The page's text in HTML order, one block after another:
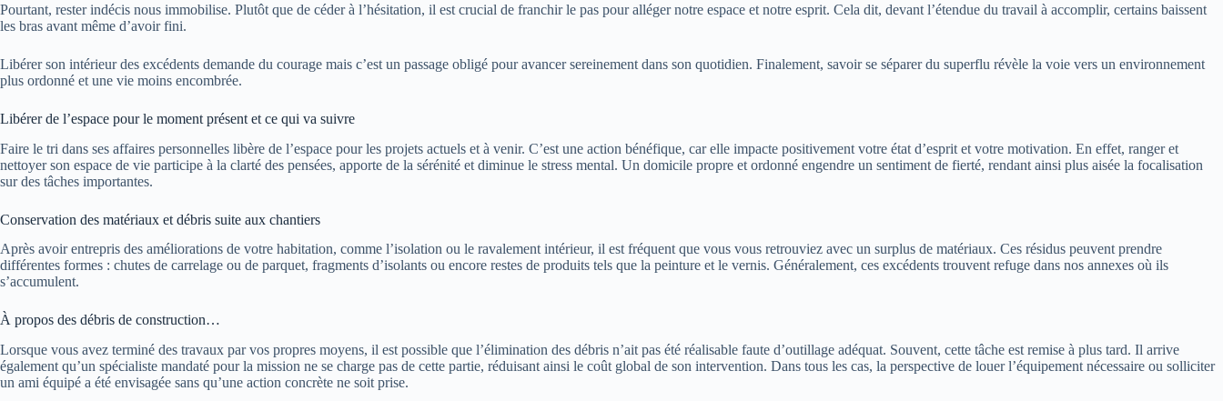
Pourtant, rester indécis nous immobilise. Plutôt que de céder à l’hésitation, il est crucial de franchir le pas pour alléger notre espace et notre esprit. Cela dit, devant l’étendue du travail à accomplir, certains baissent
les bras avant même d’avoir fini.
Libérer son intérieur des excédents demande du courage mais c’est un passage obligé pour avancer sereinement dans son quotidien. Finalement, savoir se séparer du superflu révèle la voie vers un environnement
plus ordonné et une vie moins encombrée.
Libérer de l’espace pour le moment présent et ce qui va suivre
Faire le tri dans ses affaires personnelles libère de l’espace pour les projets actuels et à venir. C’est une action bénéfique, car elle impacte positivement votre état d’esprit et votre motivation. En effet, ranger et
nettoyer son espace de vie participe à la clarté des pensées, apporte de la sérénité et diminue le stress mental. Un domicile propre et ordonné engendre un sentiment de fierté, rendant ainsi plus aisée la focalisation
sur des tâches importantes.
Conservation des matériaux et débris suite aux chantiers
Après avoir entrepris des améliorations de votre habitation, comme l’isolation ou le ravalement intérieur, il est fréquent que vous vous retrouviez avec un surplus de matériaux. Ces résidus peuvent prendre
différentes formes : chutes de carrelage ou de parquet, fragments d’isolants ou encore restes de produits tels que la peinture et le vernis. Généralement, ces excédents trouvent refuge dans nos annexes où ils
s’accumulent.
À propos des débris de construction…
Lorsque vous avez terminé des travaux par vos propres moyens, il est possible que l’élimination des débris n’ait pas été réalisable faute d’outillage adéquat. Souvent, cette tâche est remise à plus tard. Il arrive
également qu’un spécialiste mandaté pour la mission ne se charge pas de cette partie, réduisant ainsi le coût global de son intervention. Dans tous les cas, la perspective de louer l’équipement nécessaire ou solliciter
un ami équipé a été envisagée sans qu’une action concrète ne soit prise.